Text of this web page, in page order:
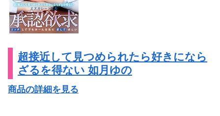
超接近して見つめられたら好きになら
ざるを得ない 如月ゆの
商品の詳細を見る